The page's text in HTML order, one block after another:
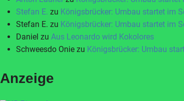
Stefan E. zu Königsbrücker: Umbau startet im
Stefan E. zu Königsbrücker: Umbau startet im
Daniel zu Aus Leonardo wird Kokolores
Schweesdo Onie zu Königsbrücker: Umbau
Anzeige